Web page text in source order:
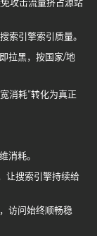
索引擎索引质量。
拉黑，按国家/地
消耗”转化为真正
消耗。
让搜索引擎持续给
访问始终顺畅稳